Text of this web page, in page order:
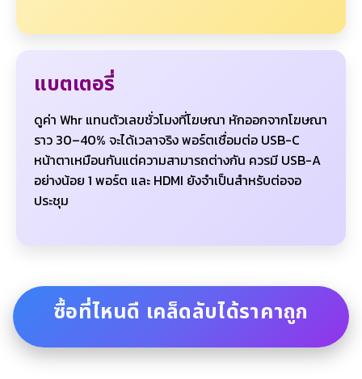
แบตเตอรี่
ดูค่า Whr แทนตัวเลขชั่วโมงที่โฆษณา หักออกจากโฆษณา
ราว 30–40% จะได้เวลาจริง พอร์ตเชื่อมต่อ USB-C
หน้าตาเหมือนกันแต่ความสามารถต่างกัน ควรมี USB-A
อย่างน้อย 1 พอร์ต และ HDMI ยังจำเป็นสำหรับต่อจอ
ประชุม
ซื้อที่ไหนดี เคล็ดลับได้ราคาถูก